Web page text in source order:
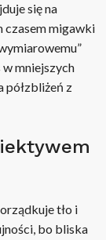
się na
czasem migawki
mniejszych
półzbliżeń z
tło i
bo bliska